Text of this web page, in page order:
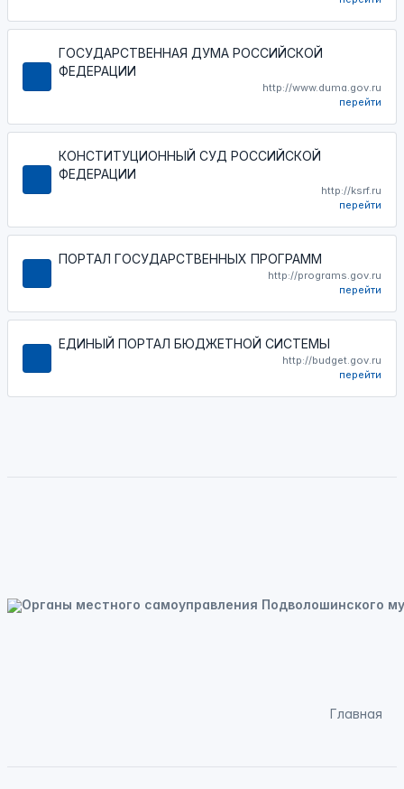
ГОСУДАРСТВЕННАЯ ДУМА РОССИЙСКОЙ
ФЕДЕРАЦИИ
http://www.duma.gov.ru
перейти
КОНСТИТУЦИОННЫЙ СУД РОССИЙСКОЙ
ФЕДЕРАЦИИ
http://ksrf.ru
перейти
ПОРТАЛ ГОСУДАРСТВЕННЫХ ПРОГРАММ
http://programs.gov.ru
перейти
ЕДИНЫЙ ПОРТАЛ БЮДЖЕТНОЙ СИСТЕМЫ
http://budget.gov.ru
перейти
Главная